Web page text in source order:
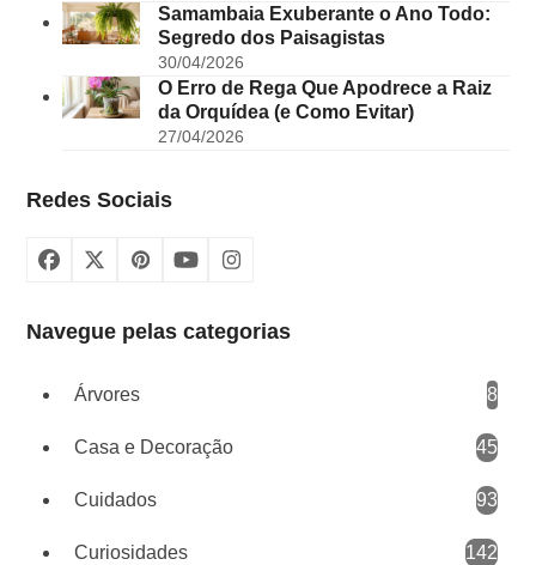
Samambaia Exuberante o Ano Todo:
Segredo dos Paisagistas
30/04/2026
O Erro de Rega Que Apodrece a Raiz
da Orquídea (e Como Evitar)
27/04/2026
Redes Sociais
Facebook
X Pinterest
YouTubeInstagram
Navegue pelas categorias
Árvores 8
Casa e Decoração 45
Cuidados 93
Curiosidades 142